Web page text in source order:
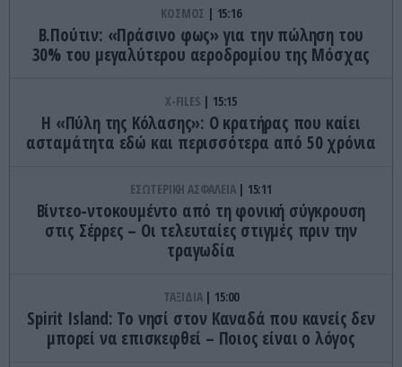
ΚΟΣΜΟΣ 15:16
Β.Πούτιν: «Πράσινο φως» για την πώληση του
30% του μεγαλύτερου αεροδρομίου της Μόσχας
X-FILES 15:15
Η «Πύλη της Κόλασης»: Ο κρατήρας που καίει
ασταμάτητα εδώ και περισσότερα από 50 χρόνια
ΕΣΩΤΕΡΙΚΗ ΑΣΦΑΛΕΙΑ 15:11
Βίντεο-ντοκουμέντο από τη φονική σύγκρουση
στις Σέρρες – Οι τελευταίες στιγμές πριν την
τραγωδία
ΤΑΞΙΔΙΑ 15:00
Spirit Island: Το νησί στον Καναδά που κανείς δεν
μπορεί να επισκεφθεί – Ποιος είναι ο λόγος